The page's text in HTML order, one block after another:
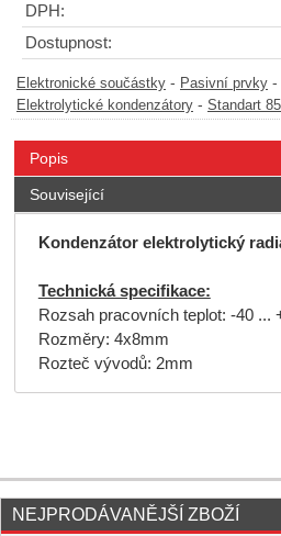
DPH:
Dostupnost:
Elektronické součástky - Pasivní prvky -
Elektrolytické kondenzátory - Standart
Popis
Související
Kondenzátor elektrolytický
Technická specifikace:
Rozsah pracovních teplot: -40 ...
Rozměry: 4x8mm
Rozteč vývodů: 2mm
NEJPRODÁVANĚJŠÍ ZBOŽÍ